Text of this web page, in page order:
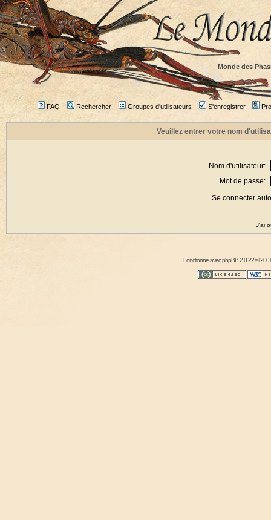
Monde des
FAQ Rechercher Groupes d'utilisateurs S'enregistrer
Veuillez entrer votre nom
Nom d'utilisateur:
Mot de passe:
Se connecter
J'ai
Fonctionne avecphpBB2.0.22 ©